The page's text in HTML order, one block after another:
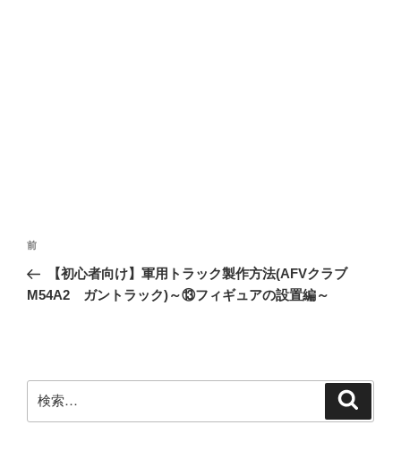
投
ナ
シ
ョ
前
の
投
前
【初心者向け】軍用トラック製作方法(AFVクラブ
M54A2 ガントラック)～⑬フィギュアの設置編～
索: